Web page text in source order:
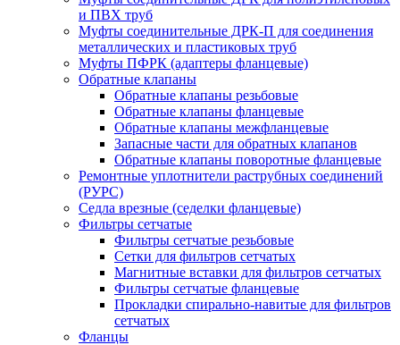
и ПВХ труб
Муфты соединительные ДРК-П для соединения
металлических и пластиковых труб
Муфты ПФРК (адаптеры фланцевые)
Обратные клапаны
Обратные клапаны резьбовые
Обратные клапаны фланцевые
Обратные клапаны межфланцевые
Запасные части для обратных клапанов
Обратные клапаны поворотные фланцевые
Ремонтные уплотнители раструбных соединений
(РУРС)
Седла врезные (седелки фланцевые)
Фильтры сетчатые
Фильтры сетчатые резьбовые
Сетки для фильтров сетчатых
Магнитные вставки для фильтров сетчатых
Фильтры сетчатые фланцевые
Прокладки спирально-навитые для фильтров
сетчатых
Фланцы